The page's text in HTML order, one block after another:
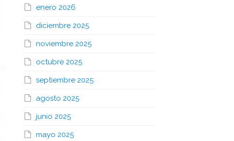
enero 2026
diciembre 2025
noviembre 2025
octubre 2025
septiembre 2025
agosto 2025
junio 2025
mayo 2025